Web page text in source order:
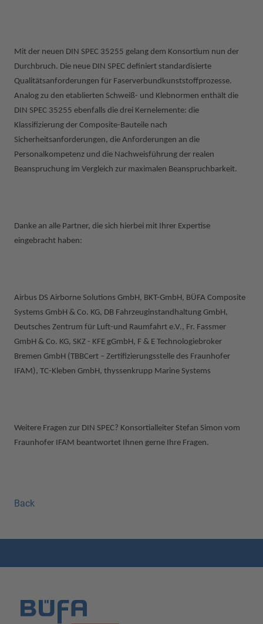
Mit der neuen DIN SPEC 35255 gelang dem Konsortium nun der
Durchbruch. Die neue DIN SPEC definiert standardisierte
Qualitätsanforderungen für Faserverbundkunststoffprozesse.
Analog zu den etablierten Schweiß- und Klebnormen enthält die
DIN SPEC 35255 ebenfalls die drei Kernelemente: die
Klassifizierung der Composite-Bauteile nach
Sicherheitsanforderungen, die Anforderungen an die
Personalkompetenz und die Nachweisführung der realen
Beanspruchung im Vergleich zur maximalen Beanspruchbarkeit.
Danke an alle Partner, die sich hierbei mit Ihrer Expertise
eingebracht haben:
Airbus DS Airborne Solutions GmbH, BKT-GmbH, BÜFA Composite
Systems GmbH & Co. KG, DB Fahrzeuginstandhaltung GmbH,
Deutsches Zentrum für Luft-und Raumfahrt e.V., Fr. Fassmer
GmbH & Co. KG, SKZ - KFE gGmbH, F & E Technologiebroker
Bremen GmbH (TBBCert – Zertifizierungsstelle des Fraunhofer
IFAM), TC-Kleben GmbH, thyssenkrupp Marine Systems
Weitere Fragen zur DIN SPEC? Konsortialleiter Stefan Simon vom
Fraunhofer IFAM beantwortet Ihnen gerne Ihre Fragen.
Back